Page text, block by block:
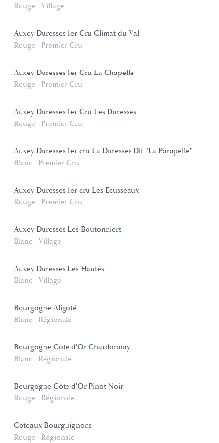
Rouge
Village
Auxey Duresses 1er Cru Climat du Val
Rouge
Premier Cru
Auxey Duresses 1er Cru La Chapelle
Rouge
Premier Cru
Auxey Duresses 1er Cru Les Duresses
Rouge
Premier Cru
Auxey Duresses 1er cru La Duresses Dit "La Parapelle"
Blanc
Premier Cru
Auxey Duresses 1er cru Les Ecusseaux
Rouge
Premier Cru
Auxey Duresses Les Boutonniers
Blanc
Village
Auxey Duresses Les Hautés
Blanc
Village
Bourgogne Aligoté
Blanc
Régionale
Bourgogne Côte d'Or Chardonnay
Blanc
Régionale
Bourgogne Côte d'Or Pinot Noir
Rouge
Régionale
Coteaux Bourguignons
Rouge
Régionale